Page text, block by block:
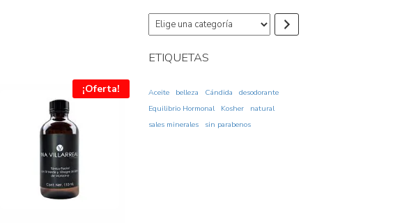
¡Oferta!
Elige
una
ETIQUETAS
Aceite belleza Cándida
desodorante
Equilibrio Hormonal
Kosher
natural
sales minerales
sin parabenos